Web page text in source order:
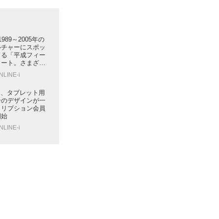
～2005年の
ャーにスポッ
「平成フィー
ト。さまざま
ムーブメント
i
タブレット用
デザインが一
プション会員
i